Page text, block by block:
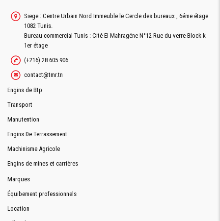
Siege : Centre Urbain Nord Immeuble le Cercle des bureaux , 6éme étage
1082 Tunis.
Bureau commercial Tunis : Cité El Mahragéne N°12 Rue du verre Block k
1er étage
(+216) 28 605 906
contact@tmr.tn
Engins de Btp
Transport
Manutention
Engins De Terrassement
Machinisme Agricole
Engins de mines et carrières
Marques
Équibement professionnels
Location